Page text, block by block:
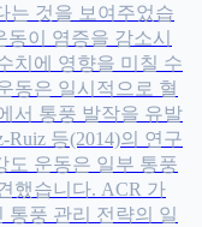
는 것을 보여주었습
동이 염증을 감소시
치에 영향을 미칠 수
동은 일시적으로 혈
서 통풍 발작을 유발
Ruiz 등(2014)의 연구
도 운동은 일부 통풍
했습니다. ACR 가
통풍 관리 전략의 일